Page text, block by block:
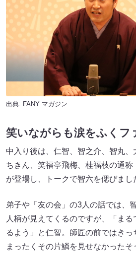
出典: FANY マガジン
笑いながらも涙をふくフ
中入り後は、仁智、智之介、智丸
ちきん、笑福亭飛梅、桂福枝の通称
が登場し、トークで智六を偲びまし
弟子や「友の会」の3人の話では、
人柄が見えてくるのですが、「ま
るよう」と仁智。師匠の前ではきっ
まったくその片鱗を見せなかったそ